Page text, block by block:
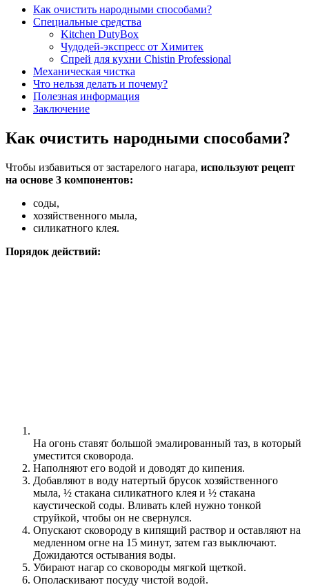
Как очистить народными способами?
Специальные средства
Kitchen DutyBox
Чудодей-экспресс от Химитек
Спрей для кухни Chistin Professional
Механическая чистка
Что нельзя делать и почему?
Полезная информация
Заключение
Как очистить народными способами?
Чтобы избавиться от застарелого нагара, используют рецепт
на основе 3 компонентов:
соды,
хозяйственного мыла,
силикатного клея.
Порядок действий:
На огонь ставят большой эмалированный таз, в который
уместится сковорода.
Наполняют его водой и доводят до кипения.
Добавляют в воду натертый брусок хозяйственного
мыла, ½ стакана силикатного клея и ½ стакана
каустической соды. Вливать клей нужно тонкой
струйкой, чтобы он не свернулся.
Опускают сковороду в кипящий раствор и оставляют на
медленном огне на 15 минут, затем газ выключают.
Дожидаются остывания воды.
Убирают нагар со сковороды мягкой щеткой.
Ополаскивают посуду чистой водой.